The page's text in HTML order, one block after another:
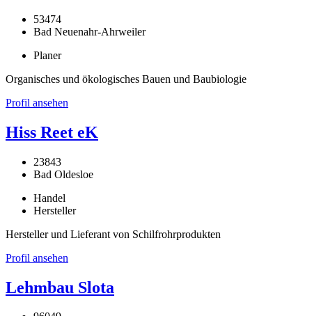
53474
Bad Neuenahr-Ahrweiler
Planer
Organisches und ökologisches Bauen und Baubiologie
Profil ansehen
Hiss Reet eK
23843
Bad Oldesloe
Handel
Hersteller
Hersteller und Lieferant von Schilfrohrprodukten
Profil ansehen
Lehmbau Slota